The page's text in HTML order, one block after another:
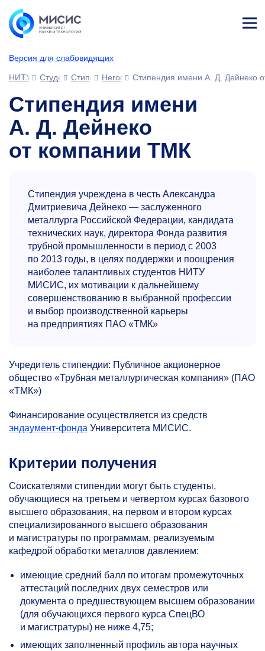
Версия для слабовидящих
ине
НИТУ МИСИС
СтудентамСтипендии и выплаты
Негосударственные стипендии
Cтипендия имени А. Д. Дейнеко
Cтипендия имени
А. Д. Дейнеко
от компании ТМК
Стипендия учреждена в честь Александра
Дмитриевича Дейнеко — заслуженного
металлурга Российской Федерации, кандидата
технических наук, директора Фонда развития
трубной промышленности в период с 2003
по 2013 годы, в целях поддержки и поощрения
наиболее талантливых студентов НИТУ
МИСИС, их мотивации к дальнейшему
совершенствованию в выбранной профессии
и выбор производственной карьеры
на предприятиях ПАО «ТМК»
Учредитель стипендии: Публичное акционерное
общество «Трубная металлургическая компания» (ПАО
«ТМК»)
Финансирование осуществляется из средств
эндаумент-фонда Университета МИСИС.
Критерии получения
Соискателями стипендии могут быть студенты,
обучающиеся на третьем и четвертом курсах базового
высшего образования, на первом и втором курсах
специализированного высшего образования
и магистратуры по программам, реализуемым
кафедрой обработки металлов давлением:
имеющие средний балл по итогам промежуточных
аттестаций последних двух семестров или
документа о предшествующем высшем образовании
(для обучающихся первого курса СпецВО
и магистратуры) не ниже 4,75;
имеющих заполненный профиль автора научных